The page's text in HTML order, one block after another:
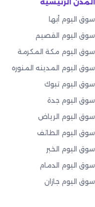
المدن الرئيسية
سوق اليوم أبها
سوق اليوم القصيم
سوق اليوم مكة المكرمة
سوق اليوم المدينه المنوره
سوق اليوم تبوك
سوق اليوم جدة
سوق اليوم الرياض
سوق اليوم الطائف
سوق اليوم الخبر
سوق اليوم الدمام
سوق اليوم جازان